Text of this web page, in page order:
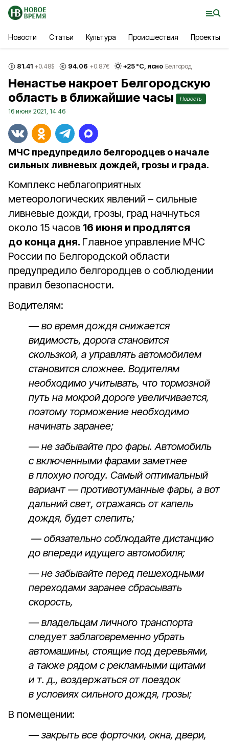
Новости Статьи Культура Происшествия Проекты
81.41 +0.48$ 94.06 +0.87€ +25°С, ясно Белгород
Ненастье накроет Белгородскую
область в ближайшие часы
Новость
16 июня 2021, 14:46
МЧС предупредило белгородцев о начале
сильных ливневых дождей, грозы и града.
Комплекс неблагоприятных
метеорологических явлений – сильные
ливневые дожди, грозы, град начнуться
около 15 часов 16 июня и продлятся
до конца дня. Главное управление МЧС
России по Белгородской области
предупредило белгородцев о соблюдении
правил безопасности.
Водителям:
— во время дождя снижается
видимость, дорога становится
скользкой, а управлять автомобилем
становится сложнее. Водителям
необходимо учитывать, что тормозной
путь на мокрой дороге увеличивается,
поэтому торможение необходимо
начинать заранее;
— не забывайте про фары. Автомобиль
с включенными фарами заметнее
в плохую погоду. Самый оптимальный
вариант — противотуманные фары, а вот
дальний свет, отражаясь от капель
дождя, будет слепить;
— обязательно соблюдайте дистанцию
до впереди идущего автомобиля;
— не забывайте перед пешеходными
переходами заранее сбрасывать
скорость,
— владельцам личного транспорта
следует заблаговременно убрать
автомашины, стоящие под деревьями,
а также рядом с рекламными щитами
и т. д., воздержаться от поездок
в условиях сильного дождя, грозы;
В помещении:
— закрыть все форточки, окна, двери,